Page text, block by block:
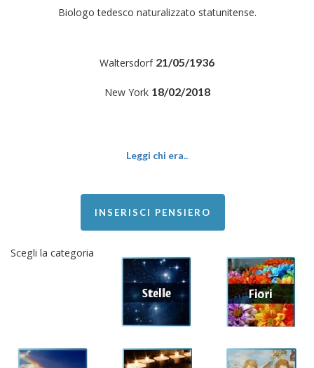
Biologo tedesco naturalizzato statunitense.
Waltersdorf 21/05/1936
New York 18/02/2018
Leggi chi era..
INSERISCI PENSIERO
Scegli la categoria